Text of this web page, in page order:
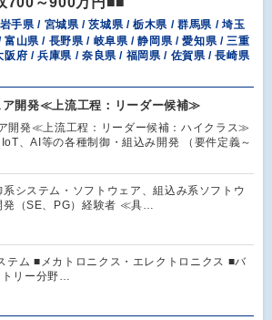
岩手県 / 宮城県 / 茨城県 / 栃木県 / 群馬県 / 埼玉
山県 / 長野県 / 岐阜県 / 静岡県 / 愛知県 / 三重
府 / 兵庫県 / 奈良県 / 福岡県 / 佐賀県 / 長崎県
ア開発≪上流工程：リーダー候補≫
開発≪上流工程：リーダー候補：ハイクラス≫
IoT、AI等の各種制御・組込み開発 （要件定義～
系システム・ソフトウェア、組込み系ソフトウ
発（SE、PG）経験者 ≪具…
テム ■メカトロニクス・エレクトロニクス ■バ
リー分野…